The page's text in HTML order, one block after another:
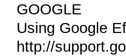
GOOGLE
Using Google
http://